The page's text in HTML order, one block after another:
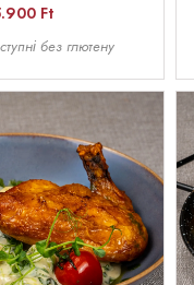
Ft
без глютену